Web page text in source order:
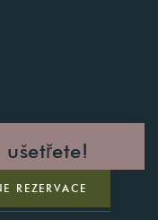
ušetřete!
REZERVACE